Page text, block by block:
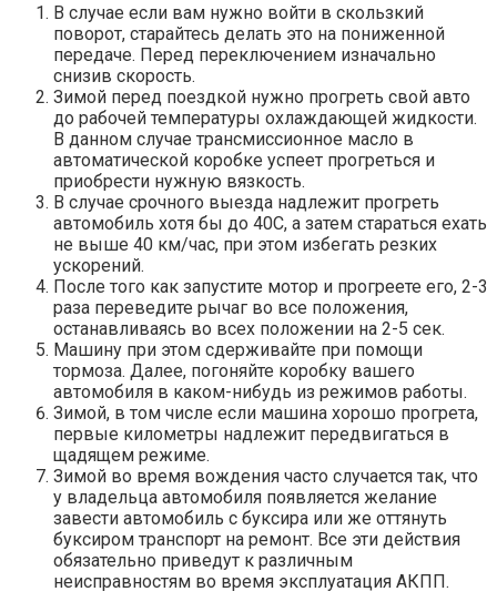
В случае если вам нужно войти в скользкий
поворот, старайтесь делать это на пониженной
передаче. Перед переключением изначально
снизив скорость.
Зимой перед поездкой нужно прогреть свой авто
до рабочей температуры охлаждающей жидкости.
В данном случае трансмиссионное масло в
автоматической коробке успеет прогреться и
приобрести нужную вязкость.
В случае срочного выезда надлежит прогреть
автомобиль хотя бы до 40С, а затем стараться ехать
не выше 40 км/час, при этом избегать резких
ускорений.
После того как запустите мотор и прогреете его, 2-3
раза переведите рычаг во все положения,
останавливаясь во всех положении на 2-5 сек.
Машину при этом сдерживайте при помощи
тормоза. Далее, погоняйте коробку вашего
автомобиля в каком-нибудь из режимов работы.
Зимой, в том числе если машина хорошо прогрета,
первые километры надлежит передвигаться в
щадящем режиме.
Зимой во время вождения часто случается так, что
у владельца автомобиля появляется желание
завести автомобиль с буксира или же оттянуть
буксиром транспорт на ремонт. Все эти действия
обязательно приведут к различным
неисправностям во время эксплуатация АКПП.